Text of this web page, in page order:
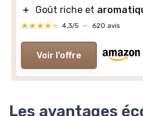
＋
Goût riche et
★★★★★
★★★★★ 4,3/5 — 620 avis
Voir l'offre
Les avantages